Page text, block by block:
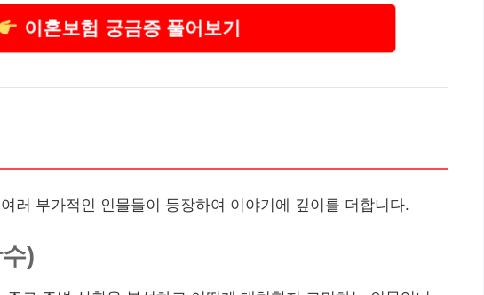
이혼보험 궁금증 풀어보기
러 부가적인 인물들이 등장하여 이야기에 깊이를 더합니다.
)